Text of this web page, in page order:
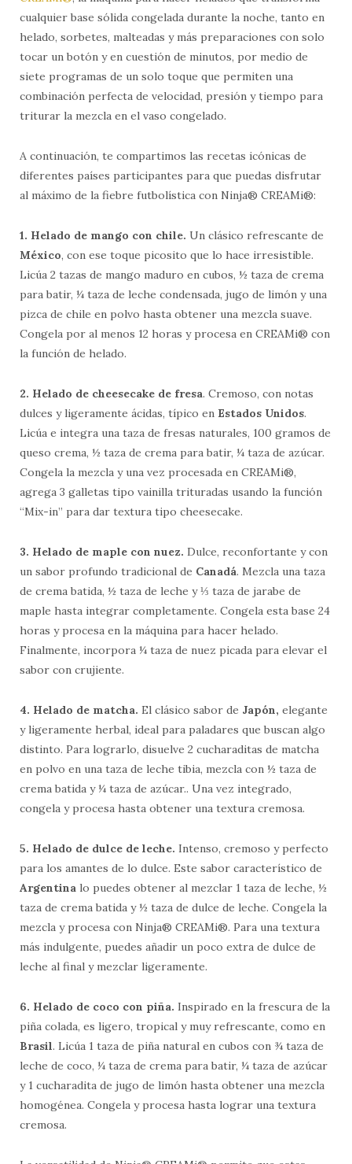
cualquier base sólida congelada durante la noche, tanto en
helado, sorbetes, malteadas y más preparaciones con solo
tocar un botón y en cuestión de minutos, por medio de
siete programas de un solo toque que permiten una
combinación perfecta de velocidad, presión y tiempo para
triturar la mezcla en el vaso congelado.
A continuación, te compartimos las recetas icónicas de
diferentes países participantes para que puedas disfrutar
al máximo de la fiebre futbolística con Ninja® CREAMi®:
1. Helado de mango con chile. Un clásico refrescante de
México, con ese toque picosito que lo hace irresistible.
Licúa 2 tazas de mango maduro en cubos, ½ taza de crema
para batir, ¼ taza de leche condensada, jugo de limón y una
pizca de chile en polvo hasta obtener una mezcla suave.
Congela por al menos 12 horas y procesa en CREAMi® con
la función de helado.
2. Helado de cheesecake de fresa. Cremoso, con notas
dulces y ligeramente ácidas, típico en Estados Unidos.
Licúa e integra una taza de fresas naturales, 100 gramos de
queso crema, ½ taza de crema para batir, ¼ taza de azúcar.
Congela la mezcla y una vez procesada en CREAMi®,
agrega 3 galletas tipo vainilla trituradas usando la función
“Mix-in” para dar textura tipo cheesecake.
3. Helado de maple con nuez. Dulce, reconfortante y con
un sabor profundo tradicional de Canadá. Mezcla una taza
de crema batida, ½ taza de leche y ⅓ taza de jarabe de
maple hasta integrar completamente. Congela esta base 24
horas y procesa en la máquina para hacer helado.
Finalmente, incorpora ¼ taza de nuez picada para elevar el
sabor con crujiente.
4. Helado de matcha. El clásico sabor de Japón, elegante
y ligeramente herbal, ideal para paladares que buscan algo
distinto. Para lograrlo, disuelve 2 cucharaditas de matcha
en polvo en una taza de leche tibia, mezcla con ½ taza de
crema batida y ¼ taza de azúcar.. Una vez integrado,
congela y procesa hasta obtener una textura cremosa.
5. Helado de dulce de leche. Intenso, cremoso y perfecto
para los amantes de lo dulce. Este sabor característico de
Argentina lo puedes obtener al mezclar 1 taza de leche, ½
taza de crema batida y ½ taza de dulce de leche. Congela la
mezcla y procesa con Ninja® CREAMi®. Para una textura
más indulgente, puedes añadir un poco extra de dulce de
leche al final y mezclar ligeramente.
6. Helado de coco con piña. Inspirado en la frescura de la
piña colada, es ligero, tropical y muy refrescante, como en
Brasil. Licúa 1 taza de piña natural en cubos con ¾ taza de
leche de coco, ¼ taza de crema para batir, ¼ taza de azúcar
y 1 cucharadita de jugo de limón hasta obtener una mezcla
homogénea. Congela y procesa hasta lograr una textura
cremosa.